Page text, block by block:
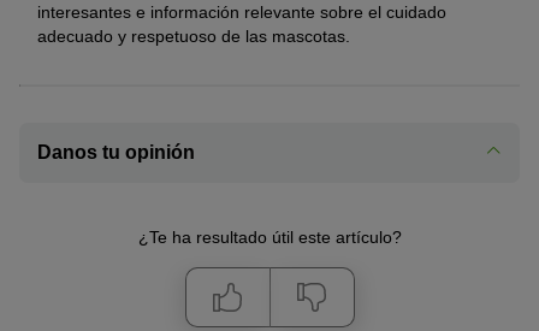
interesantes e información relevante sobre el cuidado
adecuado y respetuoso de las mascotas.
Danos tu opinión
¿Te ha resultado útil este artículo?